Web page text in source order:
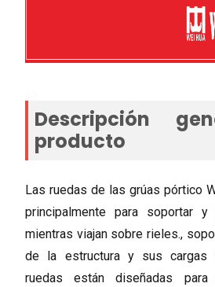
Descripción
producto
Las ruedas de las grúas pórtico
principalmente para soportar
mientras viajan sobre rieles.,
de la estructura y sus cargas
ruedas están diseñadas para